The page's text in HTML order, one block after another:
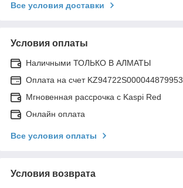
Все условия доставки
Условия оплаты
Наличными ТОЛЬКО В АЛМАТЫ
Оплата на счет KZ94722S000044879953
Мгновенная рассрочка с Kaspi Red
Онлайн оплата
Все условия оплаты
Условия возврата